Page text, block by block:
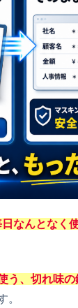
なんとなく
う、切れ味の
。